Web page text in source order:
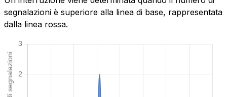
segnalazioni è superiore alla linea di base, rappresentata
dalla linea rossa.